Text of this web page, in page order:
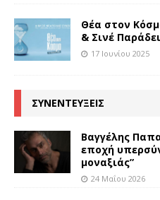
Θέα στον
& Σινέ
17 Ιουνίου 2025
ΣΥΝΕΝΤΕΥΞΕΙΣ
Βαγγέλης
εποχή
μοναξιάς”
24 Μαΐου 2026